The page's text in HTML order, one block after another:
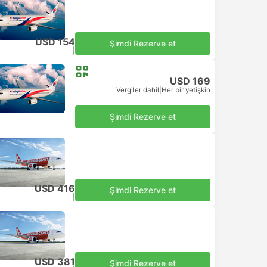
USD 154
Vergiler dahil
Her bir yetişkin
Şimdi Rezerve et
USD 169
Vergiler dahil Her bir yetişkin
Şimdi Rezerve et
USD 416
Vergiler dahil
Her bir yetişkin
Şimdi Rezerve et
USD 381 Şimdi Rezerve et